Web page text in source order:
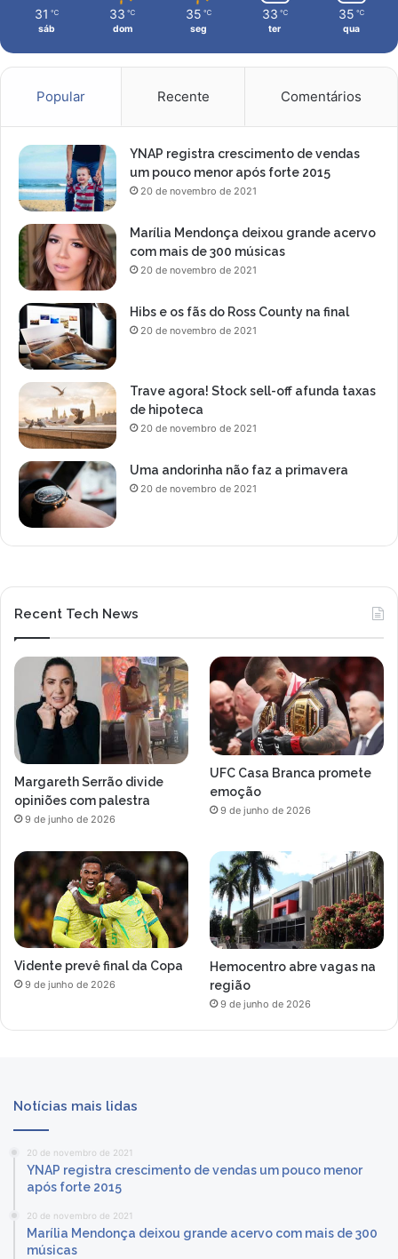
31 ℃
sáb
33 ℃
dom
35 ℃
seg
33 ℃
ter
35 ℃
qua
Popular Recente Comentários
YNAP registra crescimento de vendas
um pouco menor após forte 2015
20 de novembro de 2021
Marília Mendonça deixou grande acervo
com mais de 300 músicas
20 de novembro de 2021
Hibs e os fãs do Ross County na final
20 de novembro de 2021
Trave agora! Stock sell-off afunda taxas
de hipoteca
20 de novembro de 2021
Uma andorinha não faz a primavera
20 de novembro de 2021
Recent Tech News
Margareth Serrão divide
opiniões com palestra
9 de junho de 2026
UFC Casa Branca promete
emoção
9 de junho de 2026
Vidente prevê final da Copa
9 de junho de 2026
Hemocentro abre vagas na
região
9 de junho de 2026
Notícias mais lidas
20 de novembro de 2021
YNAP registra crescimento de vendas um pouco menor
após forte 2015
20 de novembro de 2021
Marília Mendonça deixou grande acervo com mais de 300
músicas